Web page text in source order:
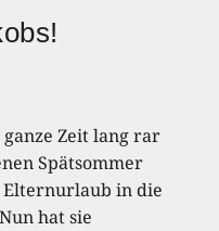
ganze Zeit lang rar
Spätsommer
Elternurlaub in die
hat sie